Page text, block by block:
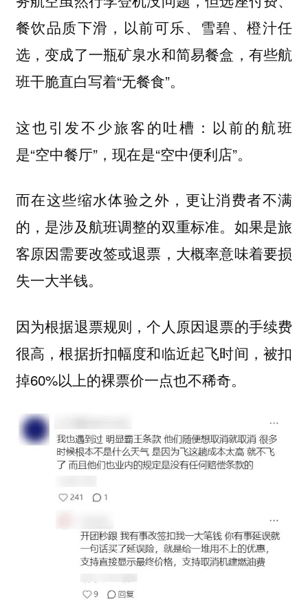
餐饮品质下滑，以前可乐、雪碧、橙汁任
选，变成了一瓶矿泉水和简易餐盒，有些航
班干脆直白写着“无餐食”。
这也引发不少旅客的吐槽：以前的航班
是“空中餐厅”，现在是“空中便利店”。
而在这些缩水体验之外，更让消费者不满
的，是涉及航班调整的双重标准。如果是旅
客原因需要改签或退票，大概率意味着要损
失一大半钱。
因为根据退票规则，个人原因退票的手续费
很高，根据折扣幅度和临近起飞时间，被扣
掉60%以上的裸票价一点也不稀奇。